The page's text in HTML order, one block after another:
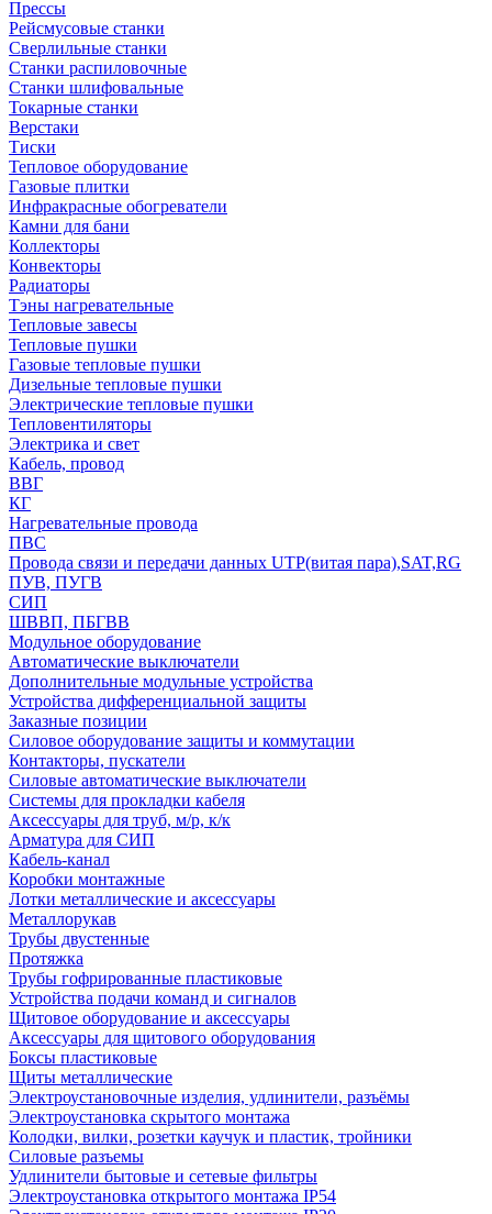
Прессы
Рейсмусовые станки
Сверлильные станки
Станки распиловочные
Станки шлифовальные
Токарные станки
Верстаки
Тиски
Тепловое оборудование
Газовые плитки
Инфракрасные обогреватели
Камни для бани
Коллекторы
Конвекторы
Радиаторы
Тэны нагревательные
Тепловые завесы
Тепловые пушки
Газовые тепловые пушки
Дизельные тепловые пушки
Электрические тепловые пушки
Тепловентиляторы
Электрика и свет
Кабель, провод
ВВГ
КГ
Нагревательные провода
ПВС
Провода связи и передачи данных UTP(витая пара),SAT,RG
ПУВ, ПУГВ
СИП
ШВВП, ПБГВВ
Модульное оборудование
Автоматические выключатели
Дополнительные модульные устройства
Устройства дифференциальной защиты
Заказные позиции
Силовое оборудование защиты и коммутации
Контакторы, пускатели
Силовые автоматические выключатели
Системы для прокладки кабеля
Аксессуары для труб, м/р, к/к
Арматура для СИП
Кабель-канал
Коробки монтажные
Лотки металлические и аксессуары
Металлорукав
Трубы двустенные
Протяжка
Трубы гофрированные пластиковые
Устройства подачи команд и сигналов
Щитовое оборудование и аксессуары
Аксессуары для щитового оборудования
Боксы пластиковые
Щиты металлические
Электроустановочные изделия, удлинители, разъёмы
Электроустановка скрытого монтажа
Колодки, вилки, розетки каучук и пластик, тройники
Силовые разъемы
Удлинители бытовые и сетевые фильтры
Электроустановка открытого монтажа IP54